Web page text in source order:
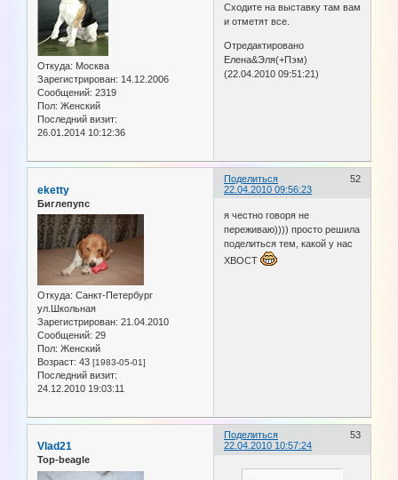
Откуда: Москва
Зарегистрирован: 14.12.2006
Сообщений: 2319
Пол: Женский
Последний визит:
26.01.2014 10:12:36
Сходите на выставку там вам
и отметят все.
Отредактировано
Елена&Эля(+Пэм)
(22.04.2010 09:51:21)
Поделиться
52
22.04.2010 09:56:23
eketty
Биглепупс
Откуда: Санкт-Петербург
ул.Школьная
Зарегистрирован: 21.04.2010
Сообщений: 29
Пол: Женский
Возраст: 43 [1983-05-01]
Последний визит:
24.12.2010 19:03:11
я честно говоря не
переживаю)))) просто решила
поделиться тем, какой у нас
ХВОСТ
Поделиться
53
22.04.2010 10:57:24
Vlad21
Top-beagle